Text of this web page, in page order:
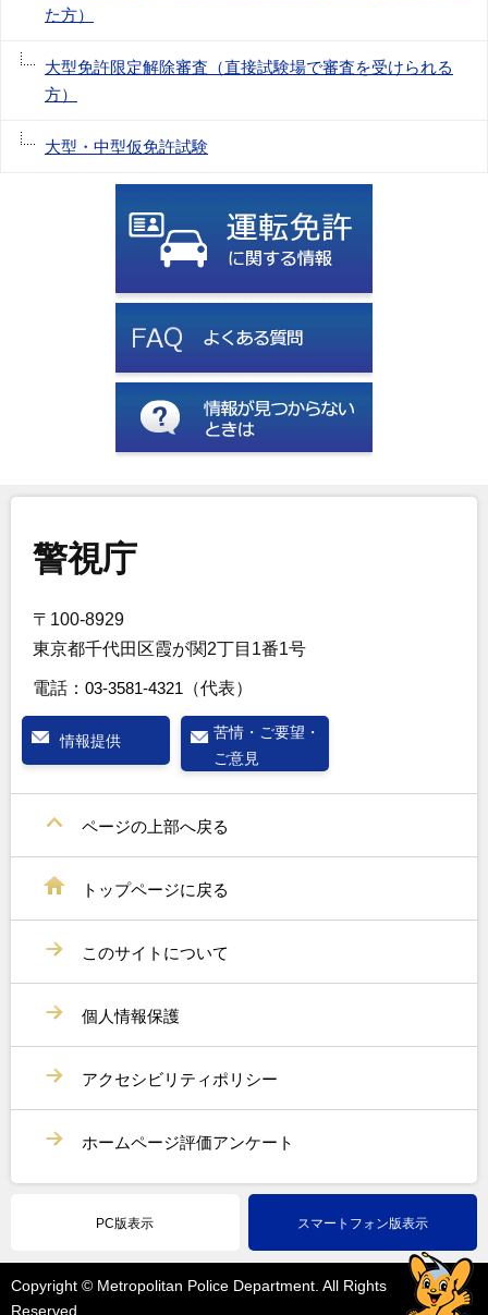
た方）
大型免許限定解除審査（直接試験場で審査を受けられる
方）
大型・中型仮免許試験
警視庁
〒100-8929
東京都千代田区霞が関2丁目1番1号
電話： 03-3581-4321 （代表）
情報提供
苦情・ご要望・
ご意見
ページの上部へ戻る
トップページに戻る
このサイトについて
個人情報保護
アクセシビリティポリシー
ホームページ評価アンケート
PC版表示 スマートフォン版表示
Copyright © Metropolitan Police Department. All Rights
Reserved.